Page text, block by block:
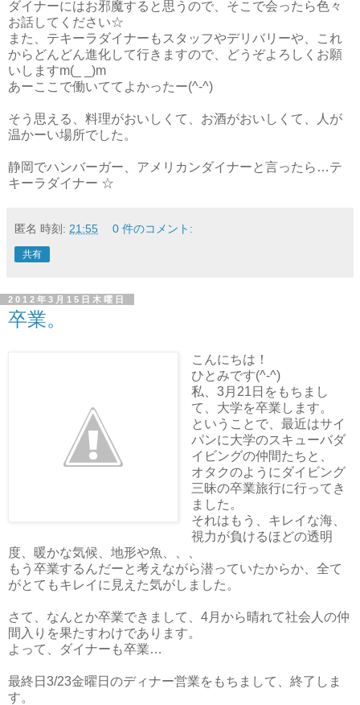
ダイナーにはお邪魔すると思うので、そこで会ったら色々
お話してください☆
また、テキーラダイナーもスタッフやデリバリーや、これ
からどんどん進化して行きますので、どうぞよろしくお願
いしますm(_ _)m
あーここで働いててよかったー(^-^)
そう思える、料理がおいしくて、お酒がおいしくて、人が
温かーい場所でした。
静岡でハンバーガー、アメリカンダイナーと言ったら…テ
キーラダイナー ☆
匿名 時刻: 21:55 0 件のコメント:
共有
2012年3月15日木曜日
卒業。
こんにちは！
ひとみです(^-^)
私、3月21日をもちまし
て、大学を卒業します。
ということで、最近はサイ
パンに大学のスキューバダ
イビングの仲間たちと、
オタクのようにダイビング
三昧の卒業旅行に行ってき
ました。
それはもう、キレイな海、
視力が負けるほどの透明
度、暖かな気候、地形や魚、、、
もう卒業するんだーと考えながら潜っていたからか、全て
がとてもキレイに見えた気がしました。
さて、なんとか卒業できまして、4月から晴れて社会人の仲
間入りを果たすわけであります。
よって、ダイナーも卒業…
最終日3/23金曜日のディナー営業をもちまして、終了しま
す。